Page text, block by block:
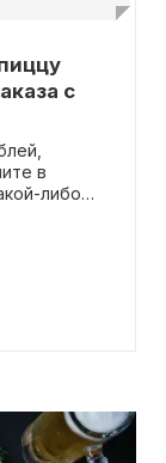
с
в
либо